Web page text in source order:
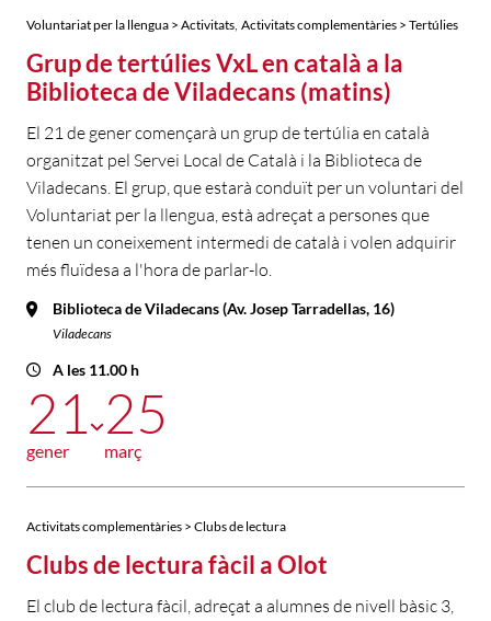
Voluntariat per la llengua > Activitats Activitats complementàries > Tertúlies
Grup de tertúlies VxL en català a la
Biblioteca de Viladecans (matins)
El 21 de gener començarà un grup de tertúlia en català
organitzat pel Servei Local de Català i la Biblioteca de
Viladecans. El grup, que estarà conduït per un voluntari del
Voluntariat per la llengua, està adreçat a persones que
tenen un coneixement intermedi de català i volen adquirir
més fluïdesa a l'hora de parlar-lo.
Biblioteca de Viladecans (Av. Josep Tarradellas, 16)
Viladecans
A les 11.00 h
21
gener
25
març
Activitats complementàries > Clubs de lectura
Clubs de lectura fàcil a Olot
El club de lectura fàcil, adreçat a alumnes de nivell bàsic 3,